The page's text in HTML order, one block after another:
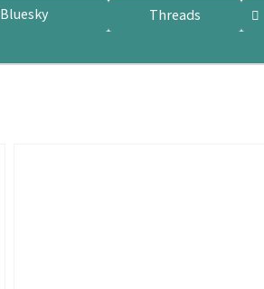
Bluesky Threads